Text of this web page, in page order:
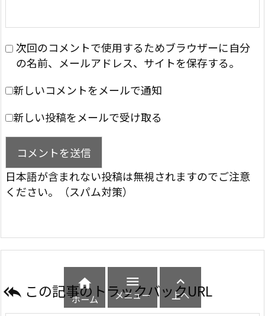
次回のコメントで使用するためブラウザーに自分
の名前、メールアドレス、サイトを保存する。
新しいコメントをメールで通知
新しい投稿をメールで受け取る
日本語が含まれない投稿は無視されますのでご注意
ください。（スパム対策）
 この記事のトラックバックURL

ホーム

メニュー

上へ